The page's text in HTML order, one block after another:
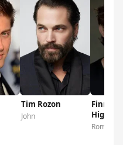
Tim Rozon
John
Finn
Higgins
Romeo